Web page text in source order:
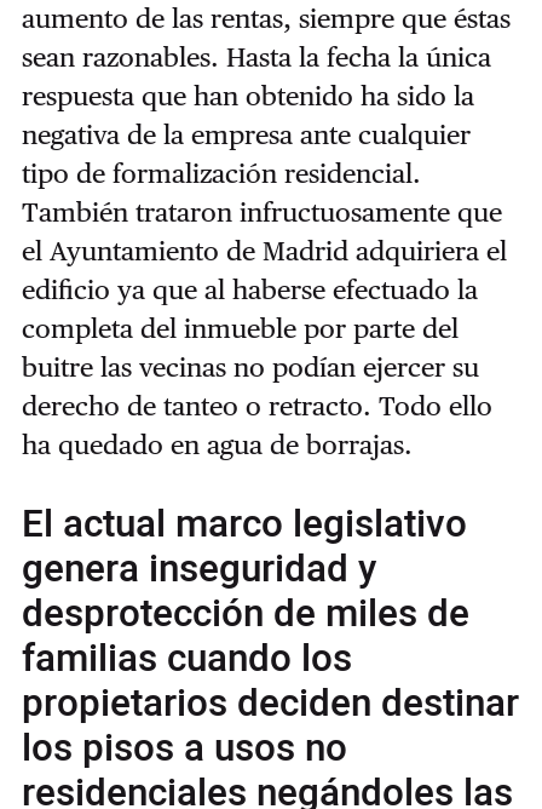
aumento de las rentas, siempre que éstas
sean razonables. Hasta la fecha la única
respuesta que han obtenido ha sido la
negativa de la empresa ante cualquier
tipo de formalización residencial.
También trataron infructuosamente que
el Ayuntamiento de Madrid adquiriera el
edificio ya que al haberse efectuado la
completa del inmueble por parte del
buitre las vecinas no podían ejercer su
derecho de tanteo o retracto. Todo ello
ha quedado en agua de borrajas.
El actual marco legislativo
genera inseguridad y
desprotección de miles de
familias cuando los
propietarios deciden destinar
los pisos a usos no
residenciales negándoles las